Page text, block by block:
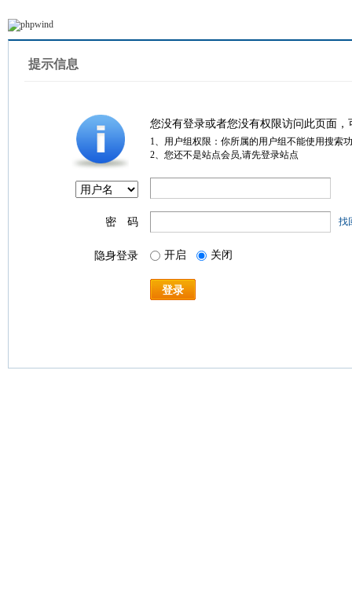
提示信息
您没有登录或者您没有权限访问此页面
1、用户组权限：你所属的用户组不能使用搜索
2、您还不是站点会员,请先登录站点
密 码 找
隐身登录 开启 关闭
登录